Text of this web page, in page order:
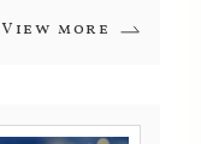
View more